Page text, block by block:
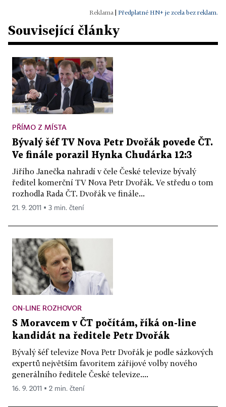
Předplatné HN+ je zcela bez reklam.
Související články
PŘÍMO Z MÍSTA
Bývalý šéf TV Nova Petr Dvořák povede ČT.
Ve finále porazil Hynka Chudárka 12:3
Jiřího Janečka nahradí v čele České televize bývalý
ředitel komerční TV Nova Petr Dvořák. Ve středu o tom
rozhodla Rada ČT. Dvořák ve finále...
21. 9. 2011 ▪ 3 min. čtení
ON-LINE ROZHOVOR
S Moravcem v ČT počítám, říká on-line
kandidát na ředitele Petr Dvořák
Bývalý šéf televize Nova Petr Dvořák je podle sázkových
expertů největším favoritem zářijové volby nového
generálního ředitele České televize....
16. 9. 2011 ▪ 2 min. čtení